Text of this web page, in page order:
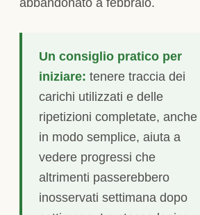
Un consiglio pratico per
iniziare: tenere traccia dei
carichi utilizzati e delle
ripetizioni completate, anche
in modo semplice, aiuta a
vedere progressi che
altrimenti passerebbero
inosservati settimana dopo